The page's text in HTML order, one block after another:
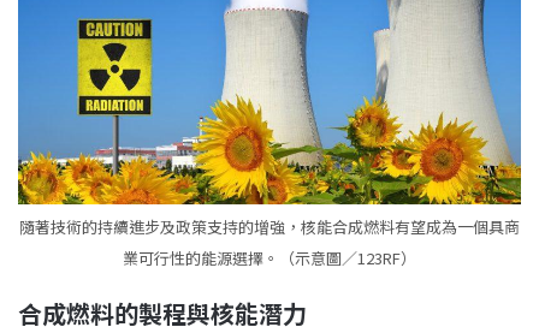
隨著技術的持續進步及政策支持的增強，核能合成燃料有望成為一個具商
業可行性的能源選擇。（示意圖／123RF）
合成燃料的製程與核能潛力